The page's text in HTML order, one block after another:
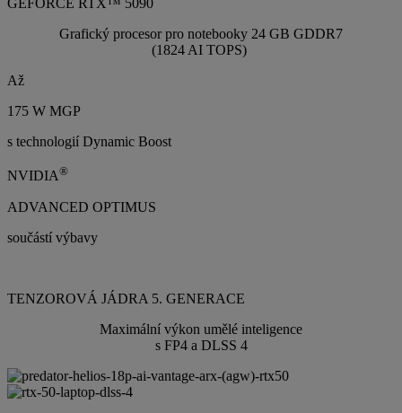
GEFORCE RTX™ 5090
Grafický procesor pro notebooky 24 GB GDDR7
(1824 AI TOPS)
Až
175 W MGP
s technologií Dynamic Boost
NVIDIA®
ADVANCED OPTIMUS
součástí výbavy
TENZOROVÁ JÁDRA 5. GENERACE
Maximální výkon umělé inteligence
s FP4 a DLSS 4